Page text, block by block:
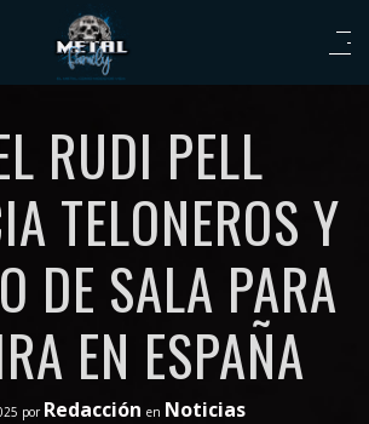
RUDI PELL
TELONEROS Y
DE SALA PARA
EN ESPAÑA
por Redacción en Noticias